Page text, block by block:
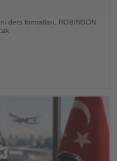
ders formatları, ROBINSON